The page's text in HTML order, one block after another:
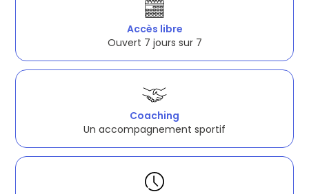
Accès libre
Ouvert 7 jours sur 7
Coaching
Un accompagnement sportif